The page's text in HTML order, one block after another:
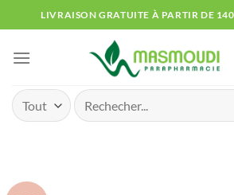
au
contenu
LIVRAISON GRATUITE À PARTIR DE
Recherche
pour :